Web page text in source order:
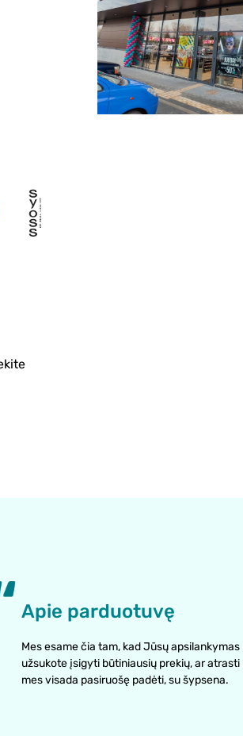
Apie parduotuvę
Mes esame čia tam, kad Jūsų
užsukote įsigyti būtiniausių prekių, ar
mes visada pasiruošę padėti, su šypsena.